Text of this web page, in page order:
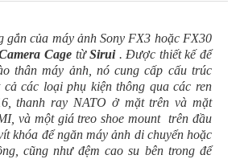
gắn của máy ảnh Sony FX3 hoặc FX30
CagetừSirui. Được thiết kế để
thân máy ảnh, nó cung cấp cấu trúc
cả các loại phụ kiện thông qua các ren
thanh ray NATO ở mặt trên và mặt
và một giá treo shoe mount trên đầu
khóa để ngăn máy ảnh di chuyển hoặc
cũng như đệm cao su bên trong để